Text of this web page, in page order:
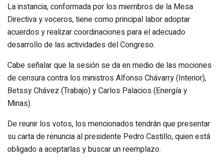
La instancia, conformada por los miembros de la Mesa
Directiva y voceros, tiene como principal labor adoptar
acuerdos y realizar coordinaciones para el adecuado
desarrollo de las actividades del Congreso.
Cabe señalar que la sesión se da en medio de las mociones
de censura contra los ministros Alfonso Chávarry (Interior),
Betssy Chávez (Trabajo) y Carlos Palacios (Energía y
Minas).
De reunir los votos, los mencionados tendrán que presentar
su carta de renuncia al presidente Pedro Castillo, quien está
obligado a aceptarlas y buscar un reemplazo.